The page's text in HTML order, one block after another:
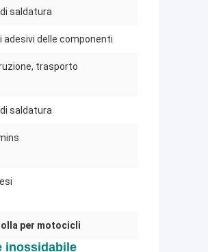
saldatura
adesivi delle componenti
trasporto
saldatura
per motocicli
inossidabile